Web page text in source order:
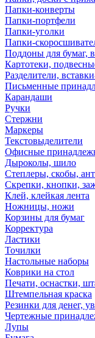
Папки-конверты
Папки-портфели
Папки-уголки
Папки-
Поддоны для бумаг,
Картотеки,
Разделители,
Письменные
Карандаши
Ручки
Стержни
Маркеры
Текстовыделители
Офисные
Дыроколы, шило
Степлеры, скобы,
Скрепки, кнопки,
Клей, клейкая лента
Ножницы, ножи
Корзины для бумаг
Корректура
Ластики
Точилки
Настольные наборы
Коврики на стол
Печати, оснастки,
Штемпельная краска
Резинки для денег,
Чертежные
Лупы